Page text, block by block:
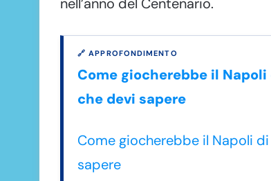
nell’anno del Centenario.
🔗 APPROFONDIMENTO
Come giocherebbe il
che devi sapere
Come giocherebbe il Napoli
sapere